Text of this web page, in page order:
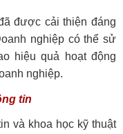
được cải thiện đáng
nghiệp có thể sử
hiệu quả hoạt động
nghiệp.
tin
và khoa học kỹ thuật